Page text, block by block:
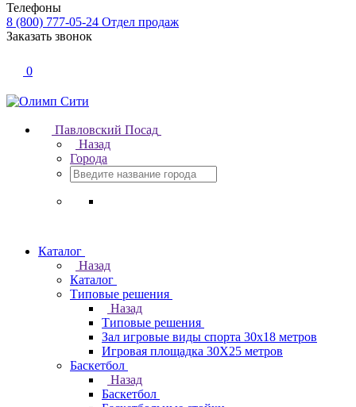
Телефоны
8 (800) 777-05-24 Отдел продаж
Заказать звонок
0
Павловский Посад
Назад
Города
Каталог
Назад
Каталог
Типовые решения
Назад
Типовые решения
Зал игровые виды спорта 30x18 метров
Игровая площадка 30Х25 метров
Баскетбол
Назад
Баскетбол